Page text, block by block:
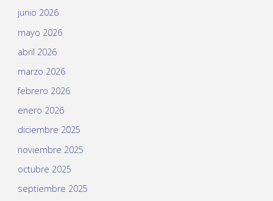
junio 2026
mayo 2026
abril 2026
marzo 2026
febrero 2026
enero 2026
diciembre 2025
noviembre 2025
octubre 2025
septiembre 2025